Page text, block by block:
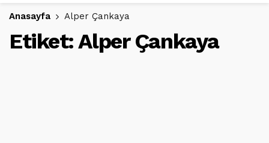
Anasayfa Alper Çankaya
Etiket:Alper Çankaya